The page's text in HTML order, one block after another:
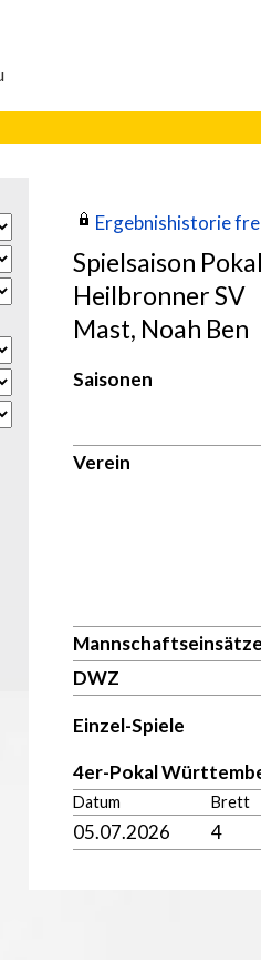
Ergebnishistorie
Spielsaison
Heilbronner SV
Mast, Noah Ben
Saisonen
Verein
DWZ
Einzel-Spiele
4er-Pokal
Datum Brett
05.07.2026 4